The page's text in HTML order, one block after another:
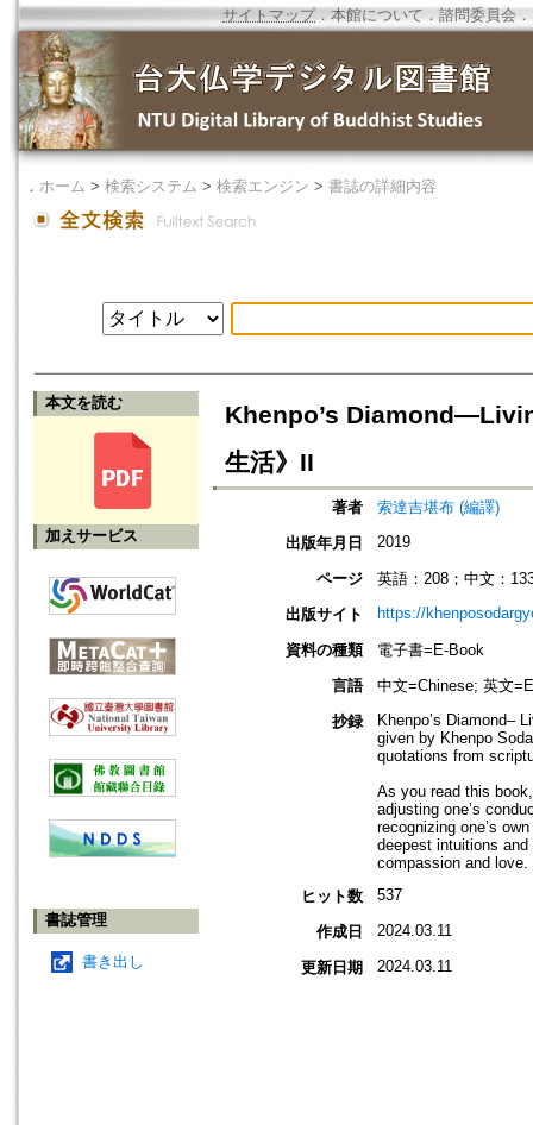
サイトマップ．本館について ． 諮問委員会 ．
． ホーム > 検索システム > 検索エンジン > 書誌の詳細内容
本文を読む
加えサービス
書誌管理
書き出し
Khenpo’s
生活》II
著者
索達吉堪布 (編譯)
出版年月日
2019
ページ
英語：208；中文：
出版サイト
https://
資料の種類
電子書=E-Book
言語
中文=Chinese; 英文
抄録
Khenpo’s Diamond–
given by Khenpo
quotations from
As you read this
adjusting one’s
recognizing one’s
deepest intuitions
compassion and love.
ヒット数
537
作成日 2024.03.11
更新日期 2024.03.11